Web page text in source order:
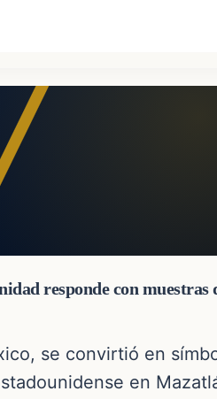
responde con muestras
se convirtió en
en